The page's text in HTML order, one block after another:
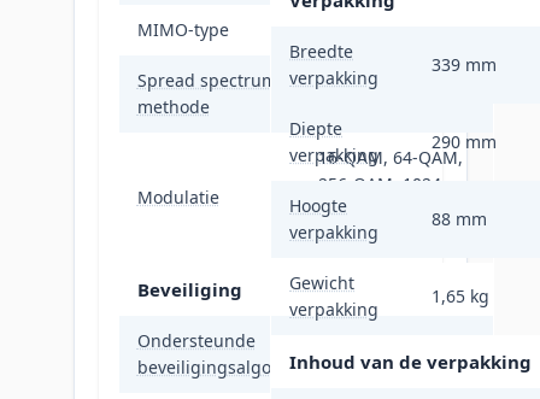
MIMO-type
Spread spectrum
methode
DSSS, OFDM
Modulatie
16-QAM, 64-QAM,
256-QAM, 1024-
QAM, BPSK, CCK,
QPSK
Beveiliging
Ondersteunde
beveiligingsalgoritmen
Niet ondersteund
Breedte
verpakking
339 mm
Diepte
verpakking
290 mm
Hoogte
verpakking
88 mm
Gewicht
verpakking
1,65 kg
Inhoud van de verpakking